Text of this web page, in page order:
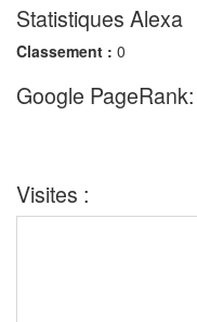
Statistiques Alexa
Classement : 0
Google PageRank:
Visites :